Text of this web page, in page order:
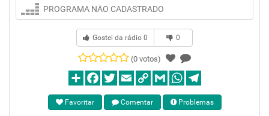
PROGRAMA NÃO CADASTRADO
Gostei da rádio 0 0
(0 votos)
Favoritar Comentar Problemas